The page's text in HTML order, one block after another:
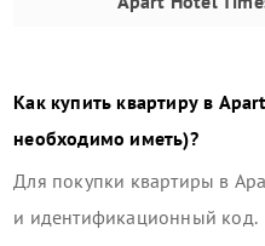
Как купить квартиру в
необходимо иметь)?
Для покупки квартиры в
и идентификационный код.